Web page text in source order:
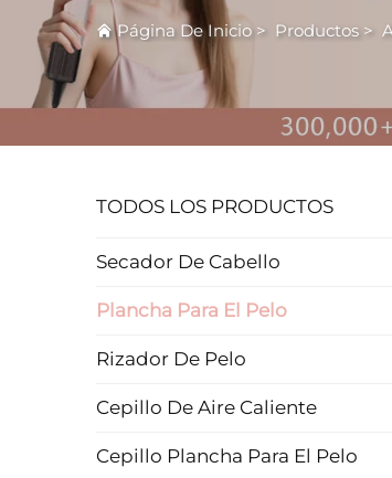
Página De Inicio > Productos >
TODOS LOS PRODUCTOS
Secador De Cabello
Plancha Para El Pelo
Rizador De Pelo
Cepillo De Aire Caliente
Cepillo Plancha Para El Pelo